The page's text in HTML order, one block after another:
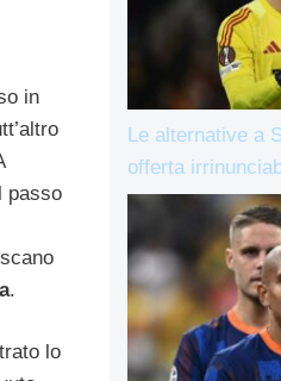
in
passo
.
lo
Le alternative a
offerta